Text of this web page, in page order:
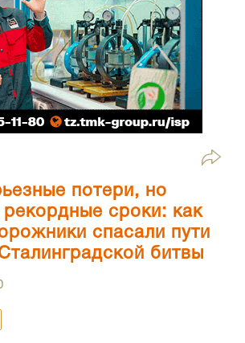
потери, но
рекордные сроки: как
спасали пути
битвы